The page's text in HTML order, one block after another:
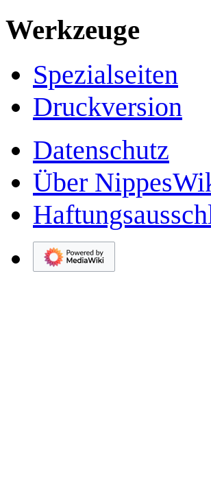
Werkzeuge
Spezialseiten
Druckversion
Datenschutz
Über